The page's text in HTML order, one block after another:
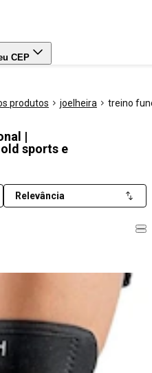
CEP
produtos joelheira treino
|
sports e
Relevância